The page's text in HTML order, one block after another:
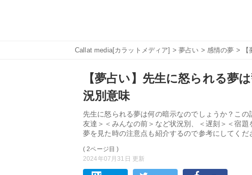
Callat media[カラットメディア] >夢占い > 感情の夢 > 【
【夢占い】先生に怒られる夢
況別意味
先生に怒られる夢は何の暗示なのでしょうか？こ
友達＞＜みんなの前＞など状況別、＜遅刻＞＜宿
夢を見た時の注意点も紹介するので参考にしてくだ
( 2ページ目 )
2024年07月31日 更新